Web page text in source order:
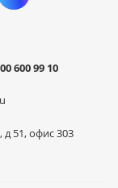
600 99 10
д 51, офис 303